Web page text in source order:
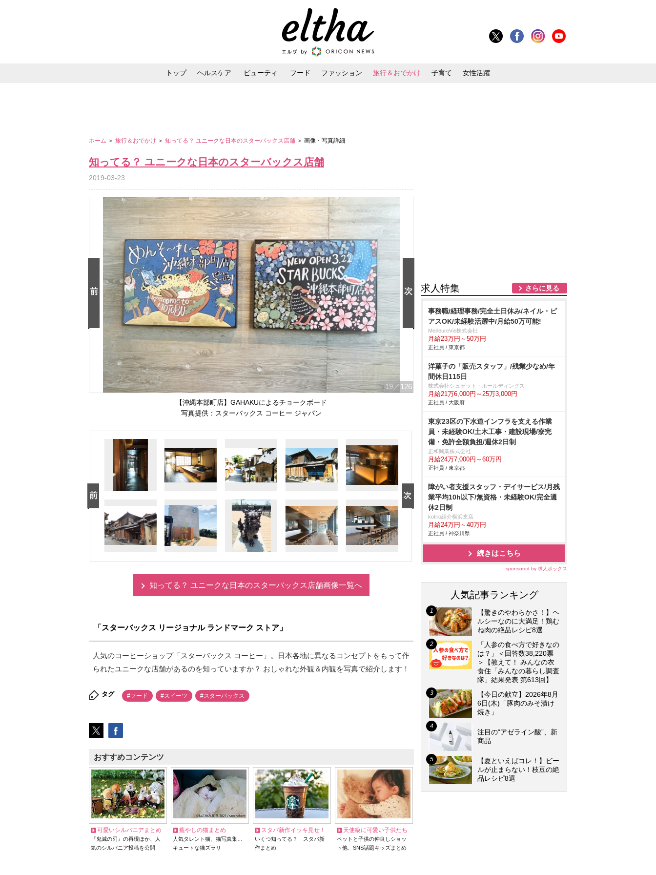
トップ ヘルスケア ビューティ フード ファッション 旅行＆おでかけ 子育て 女性活躍
ホーム ＞ 旅行＆おでかけ ＞ 知ってる？ ユニークな日本のスターバックス店舗 ＞ 画像・写真詳細
知ってる？ ユニークな日本のスターバックス店舗
2019-03-23
19 ／126
【沖縄本部町店】GAHAKUによるチョークボード
写真提供：スターバックス コーヒー ジャパン
知ってる？ ユニークな日本のスターバックス店舗画像一覧へ
「スターバックス リージョナル ランドマーク ストア」
人気のコーヒーショップ「スターバックス コーヒー」。日本各地に異なるコンセプトをもって作
られたユニークな店舗があるのを知っていますか？ おしゃれな外観＆内観を写真で紹介します！
タグ #フード #スイーツ #スターバックス
おすすめコンテンツ
可愛いシルバニアまとめ
『鬼滅の刃』の再現ほか、人
気のシルバニア投稿を公開
癒やしの猫まとめ
人気タレント猫、猫写真集…
キュートな猫ズラリ
スタバ新作イッキ見せ！
いくつ知ってる？ スタバ新
作まとめ
天使級に可愛い子供たち
ペットと子供の仲良しショッ
ト他、SNS話題キッズまとめ
求人特集 さらに見る
事務職/経理事務/完全土日休み/ネイル・ピ
アスOK/未経験活躍中/月給50万可能!
MeilleureVie株式会社
月給23万円～50万円
正社員 / 東京都
洋菓子の「販売スタッフ」/残業少なめ/年
間休日115日
株式会社シュゼット・ホールディングス
月給21万6,000円～25万3,000円
正社員 / 大阪府
東京23区の下水道インフラを支える作業
員・未経験OK/土木工事・建設現場/寮完
備・免許全額負担/週休2日制
正和興業株式会社
月給24万7,000円～60万円
正社員 / 東京都
障がい者支援スタッフ・デイサービス/月残
業平均10h以下/無資格・未経験OK/完全週
休2日制
kotrio紹介横浜支店
月給24万円～40万円
正社員 / 神奈川県
続きはこちら
sponsored by 求人ボックス
人気記事ランキング
【驚きのやわらかさ！】ヘ
ルシーなのに大満足！鶏む
ね肉の絶品レシピ8選
「人参の食べ方で好きなの
は？」＜回答数38,220票
＞【教えて！ みんなの衣
食住「みんなの暮らし調査
隊」結果発表 第613回】
【今日の献立】2026年8月
6日(木)「豚肉のみそ漬け
焼き」
注目の“アゼライン酸”、新
商品
【夏といえばコレ！】ビー
ルが止まらない！枝豆の絶
品レシピ8選